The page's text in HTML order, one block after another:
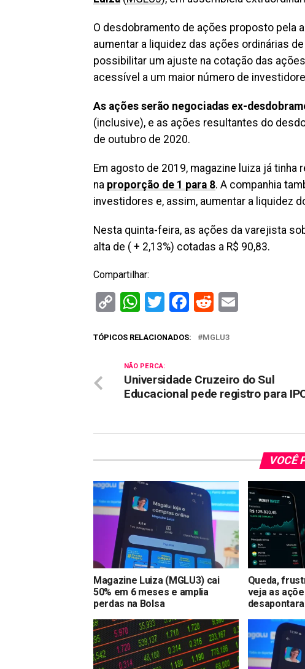
O desdobramento de ações proposto pela
aumentar a liquidez das ações ordinárias
possibilitar um ajuste na cotação das
acessível a um maior número de
As ações serão negociadas ex-
(inclusive), e as ações resultantes do
de outubro de 2020.
Em agosto de 2019, magazine luiza já
na proporção de 1 para 8. A companhia
investidores e, assim, aumentar a liquidez
Nesta quinta-feira, as ações da varejista
alta de ( + 2,13%) cotadas a R$ 90,83.
Compartilhar:
CopyWhatsApp
Twitter
Facebook
Reddit
TÓPICOS RELACIONADOS: MGLU3
NÃO PERCA:
Universidade Cruzeiro do Sul
Educacional pede registro para
VOCÊ
Magazine Luiza (MGLU3) cai
50% em 6 meses e amplia
perdas na Bolsa
Queda,
veja as